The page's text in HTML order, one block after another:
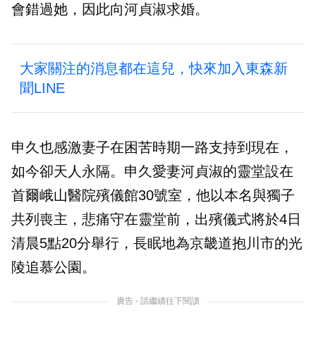
會錯過她，因此向河貞淑求婚。
大家關注的消息都在這兒，快來加入東森新
聞LINE
申久也感激妻子在困苦時期一路支持到現在，
如今卻天人永隔。申久愛妻河貞淑的靈堂設在
首爾峨山醫院殯儀館30號室，他以本名與獨子
共列喪主，悲痛守在靈堂前，出殯儀式將於4日
清晨5點20分舉行，長眠地為京畿道抱川市的光
陵追慕公園。
廣告 - 請繼續往下閱讀